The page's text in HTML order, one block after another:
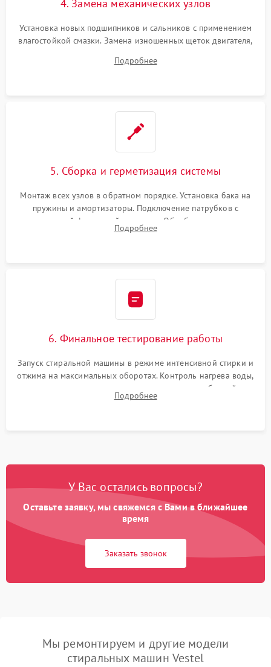
4. Замена механических узлов
Установка новых подшипников и сальников с применением
влагостойкой смазки. Замена изношенных щеток двигателя,
или поврежденной резиновой манжеты.
Подробнее
5. Сборка и герметизация системы
Монтаж всех узлов в обратном порядке. Установка бака на
пружины и амортизаторы. Подключение патрубков с
надежной фиксацией хомутами. Обработка стыков
герметиком для предотвращения возможных протечек воды.
Подробнее
6. Финальное тестирование работы
Запуск стиральной машины в режиме интенсивной стирки и
отжима на максимальных оборотах. Контроль нагрева воды,
корректности слива, отсутствия излишних вибраций,
посторонних стуков и протечек под корпусом.
Подробнее
У Вас остались вопросы?
Оставьте заявку, мы свяжемся с Вами в ближайшее
время
Заказать звонок
Мы ремонтируем и другие модели
стиральных машин Vestel